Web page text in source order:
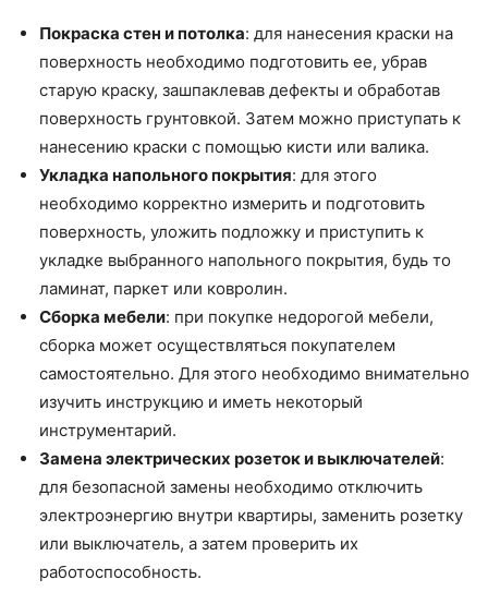
Покраска стен и потолка: для нанесения краски на
поверхность необходимо подготовить ее, убрав
старую краску, зашпаклевав дефекты и обработав
поверхность грунтовкой. Затем можно приступать к
нанесению краски с помощью кисти или валика.
Укладка напольного покрытия: для этого
необходимо корректно измерить и подготовить
поверхность, уложить подложку и приступить к
укладке выбранного напольного покрытия, будь то
ламинат, паркет или ковролин.
Сборка мебели: при покупке недорогой мебели,
сборка может осуществляться покупателем
самостоятельно. Для этого необходимо внимательно
изучить инструкцию и иметь некоторый
инструментарий.
Замена электрических розеток и выключателей:
для безопасной замены необходимо отключить
электроэнергию внутри квартиры, заменить розетку
или выключатель, а затем проверить их
работоспособность.